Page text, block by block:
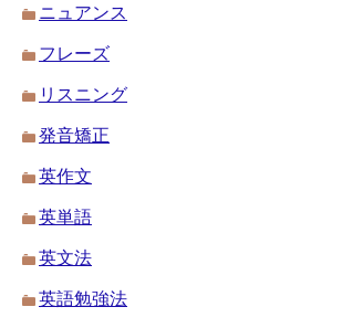
ニュアンス
フレーズ
リスニング
発音矯正
英作文
英単語
英文法
英語勉強法